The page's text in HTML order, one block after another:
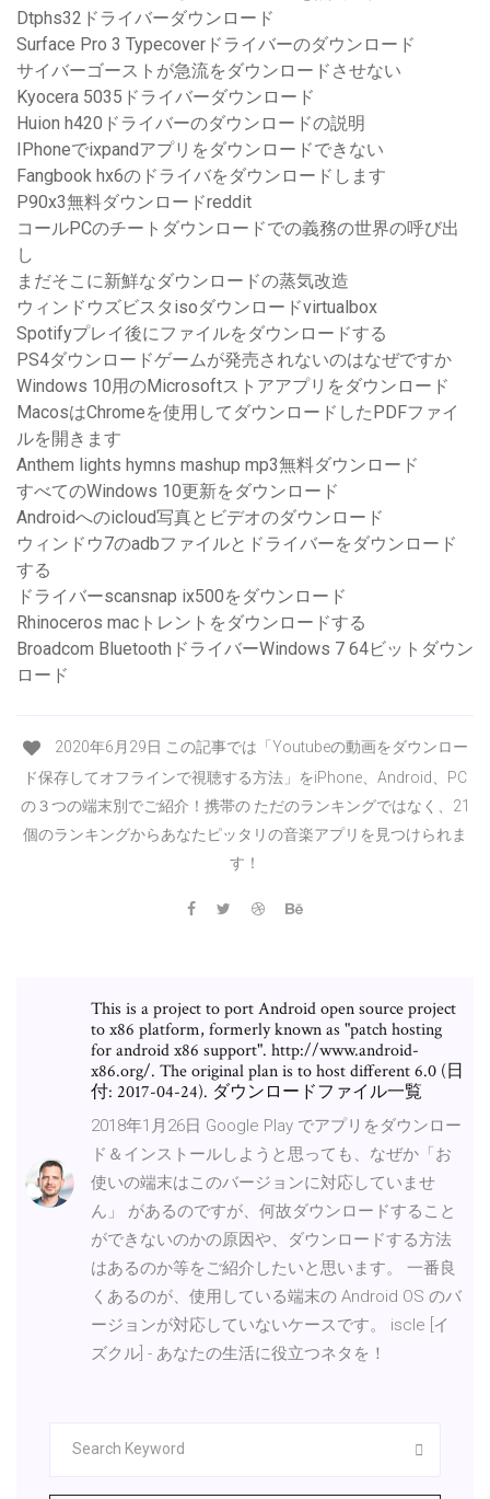
Dtphs32ドライバーダウンロード
Surface Pro 3 Typecoverドライバーのダウンロード
サイバーゴーストが急流をダウンロードさせない
Kyocera 5035ドライバーダウンロード
Huion h420ドライバーのダウンロードの説明
IPhoneでixpandアプリをダウンロードできない
Fangbook hx6のドライバをダウンロードします
P90x3無料ダウンロードreddit
コールPCのチートダウンロードでの義務の世界の呼び出
し
まだそこに新鮮なダウンロードの蒸気改造
ウィンドウズビスタisoダウンロードvirtualbox
Spotifyプレイ後にファイルをダウンロードする
PS4ダウンロードゲームが発売されないのはなぜですか
Windows 10用のMicrosoftストアアプリをダウンロード
MacosはChromeを使用してダウンロードしたPDFファイ
ルを開きます
Anthem lights hymns mashup mp3無料ダウンロード
すべてのWindows 10更新をダウンロード
Androidへのicloud写真とビデオのダウンロード
ウィンドウ7のadbファイルとドライバーをダウンロード
する
ドライバーscansnap ix500をダウンロード
Rhinoceros macトレントをダウンロードする
Broadcom BluetoothドライバーWindows 7 64ビットダウン
ロード
2020年6月29日 この記事では「Youtubeの動画をダウンロー
ド保存してオフラインで視聴する方法」をiPhone、Android、PC
の３つの端末別でご紹介！携帯の ただのランキングではなく、21
個のランキングからあなたピッタリの音楽アプリを見つけられま
す！
This is a project to port Android open source project
to x86 platform, formerly known as "patch hosting
for android x86 support". http://www.android-
x86.org/. The original plan is to host different 6.0 (日
付: 2017-04-24). ダウンロードファイル一覧
2018年1月26日 Google Play でアプリをダウンロー
ド＆インストールしようと思っても、なぜか「お
使いの端末はこのバージョンに対応していませ
ん」 があるのですが、何故ダウンロードすること
ができないのかの原因や、ダウンロードする方法
はあるのか等をご紹介したいと思います。 一番良
くあるのが、使用している端末の Android OS のバ
ージョンが対応していないケースです。 iscle [イ
ズクル] - あなたの生活に役立つネタを！